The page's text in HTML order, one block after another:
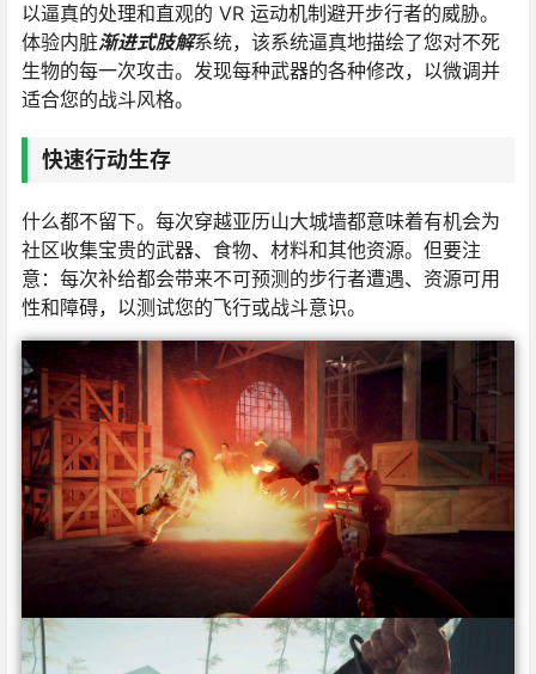
以逼真的处理和直观的 VR 运动机制避开步行者的威胁。
体验内脏渐进式肢解系统，该系统逼真地描绘了您对不死
生物的每一次攻击。发现每种武器的各种修改，以微调并
适合您的战斗风格。
快速行动生存
什么都不留下。每次穿越亚历山大城墙都意味着有机会为
社区收集宝贵的武器、食物、材料和其他资源。但要注
意：每次补给都会带来不可预测的步行者遭遇、资源可用
性和障碍，以测试您的飞行或战斗意识。